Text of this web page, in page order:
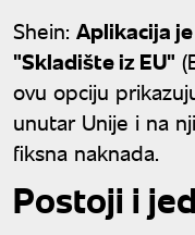
Shein: Aplikacija
"Skladište iz EU"
ovu opciju
unutar Unije i na
fiksna naknada.
Postoji i